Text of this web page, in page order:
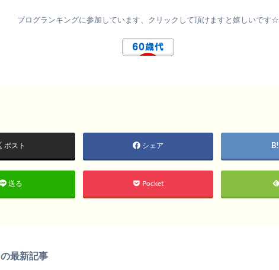
ブログランキングに参加しています、クリックして頂けますと嬉しいです☆
ポスト シェア
送る Pocket
の最新記事